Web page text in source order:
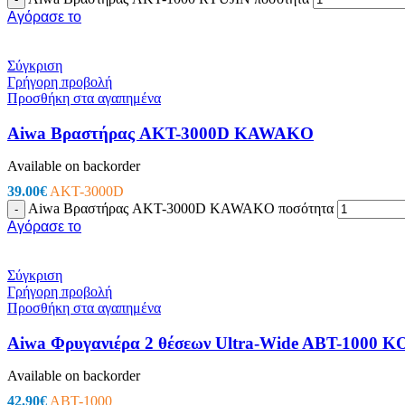
Εργαλεία
Μεγεθυντικοί Φακοί
Παρελκόμενα Service
Ηλεκτρικά Εργαλεία
Αγόρασε το
Σύγκριση
Γρήγορη προβολή
Προσθήκη στα αγαπημένα
Aiwa Βραστήρας AKT-3000D KAWAKO
Available on backorder
39.00€ AKT-3000D
- Aiwa Βραστήρας AKT-3000D KAWAKO ποσότητα
Αγόρασε το
Σύγκριση
Γρήγορη προβολή
Προσθήκη στα αγαπημένα
Aiwa Φρυγανιέρα 2 θέσεων Ultra-Wide ABT-1000
Available on backorder
42.90€ ABT-1000